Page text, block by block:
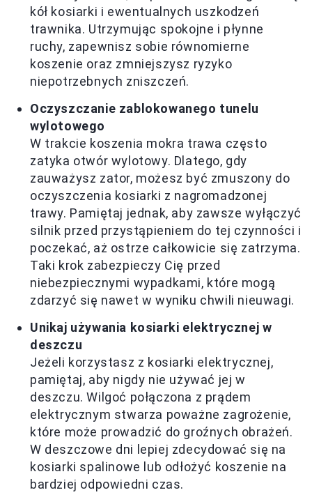
kół kosiarki i ewentualnych uszkodzeń
trawnika. Utrzymując spokojne i płynne
ruchy, zapewnisz sobie równomierne
koszenie oraz zmniejszysz ryzyko
niepotrzebnych zniszczeń.
Oczyszczanie zablokowanego tunelu
wylotowego
W trakcie koszenia mokra trawa często
zatyka otwór wylotowy. Dlatego, gdy
zauważysz zator, możesz być zmuszony do
oczyszczenia kosiarki z nagromadzonej
trawy. Pamiętaj jednak, aby zawsze wyłączyć
silnik przed przystąpieniem do tej czynności i
poczekać, aż ostrze całkowicie się zatrzyma.
Taki krok zabezpieczy Cię przed
niebezpiecznymi wypadkami, które mogą
zdarzyć się nawet w wyniku chwili nieuwagi.
Unikaj używania kosiarki elektrycznej w
deszczu
Jeżeli korzystasz z kosiarki elektrycznej,
pamiętaj, aby nigdy nie używać jej w
deszczu. Wilgoć połączona z prądem
elektrycznym stwarza poważne zagrożenie,
które może prowadzić do groźnych obrażeń.
W deszczowe dni lepiej zdecydować się na
kosiarki spalinowe lub odłożyć koszenie na
bardziej odpowiedni czas.